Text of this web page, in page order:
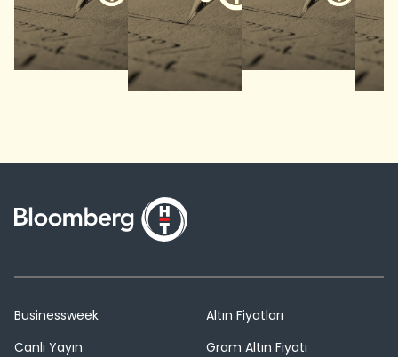
Businessweek
Canlı Yayın
Altın Fiyatları
Gram Altın Fiyatı